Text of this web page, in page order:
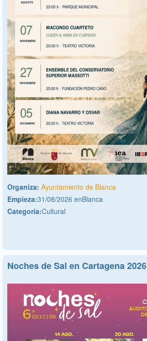
Organiza: Ayuntamiento de Blanca
Empieza:31/08/2026 enBlanca
Categoría:Cultural
Noches de Sal en Cartagena 2026